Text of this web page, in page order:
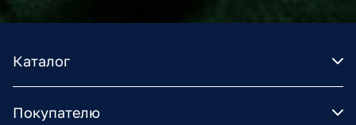
Каталог
Покупателю